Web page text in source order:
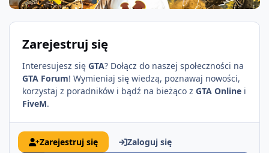
Zarejestruj się
Interesujesz się GTA? Dołącz do naszej społeczności na
GTA Forum! Wymieniaj się wiedzą, poznawaj nowości,
korzystaj z poradników i bądź na bieżąco z GTA Online i
FiveM.
Zarejestruj się
Zaloguj się